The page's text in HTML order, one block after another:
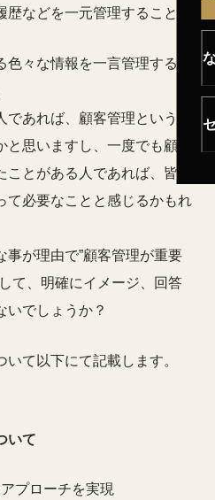
歴などを一元管理すること
々な情報を一言管理するこ
あれば、顧客管理という言
思いますし、一度でも顧客
とがある人であれば、皆さ
て必要なことと感じるかもれ
事が理由で”顧客管理が重要
て、明確にイメージ、回答
いでしょうか？
て以下にて記載します。
いて
プローチを実現